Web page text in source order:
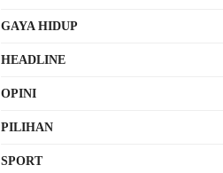
GAYA HIDUP
HEADLINE
OPINI
PILIHAN
SPORT